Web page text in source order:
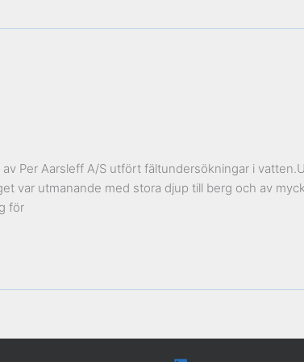
Per Aarsleff A/S utfört fältundersökningar i
var utmanande med stora djup till berg och av
för